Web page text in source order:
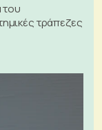
του
τράπεζες